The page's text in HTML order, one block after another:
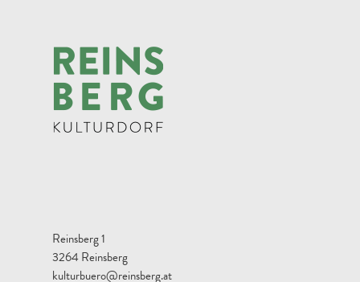
Reinsberg 1
3264 Reinsberg
kulturbuero@reinsberg.at